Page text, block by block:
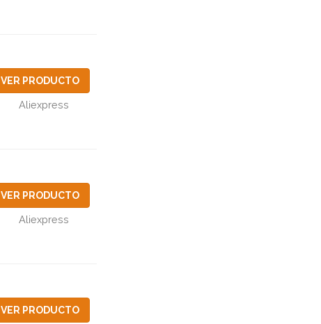
VER PRODUCTO
Aliexpress
VER PRODUCTO
Aliexpress
VER PRODUCTO